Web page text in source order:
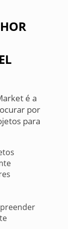
é a
por
para